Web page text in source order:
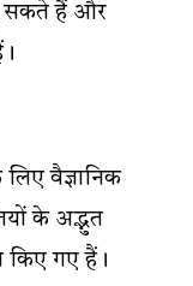
सकते हैं और
वैज्ञानिक
के अद्भुत
गए हैं।